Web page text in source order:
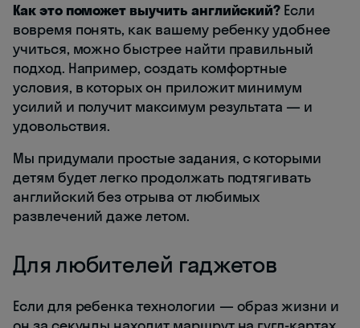
Как это поможет выучить английский? Если
вовремя понять, как вашему ребенку удобнее
учиться, можно быстрее найти правильный
подход. Например, создать комфортные
условия, в которых он приложит минимум
усилий и получит максимум результата — и
удовольствия.
Мы придумали простые задания, с которыми
детям будет легко продолжать подтягивать
английский без отрыва от любимых
развлечений даже летом.
Для любителей гаджетов
Если для ребенка технологии — образ жизни и